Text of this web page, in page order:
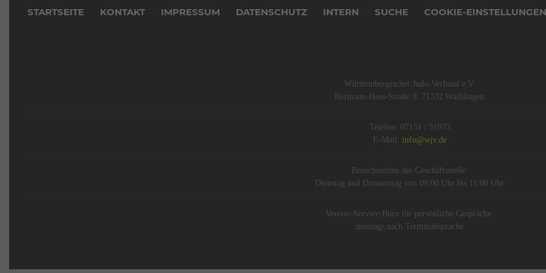
STARTSEITE KONTAKT IMPRESSUM DATENSCHUTZ INTERN SUCHE COOKIE-EINSTELLUNGEN
Württembergischer Judo-Verband e.V.
Hermann-Hess-Straße 8, 71332 Waiblingen
Telefon: 07151 / 51973
E-Mail: info@wjv.de
Besuchszeiten der Geschäftsstelle:
Dienstag und Donnerstag von 09:00 Uhr bis 11:00 Uhr
Vereins-Service-Büro für persönliche Gespräche:
montags nach Terminabsprache